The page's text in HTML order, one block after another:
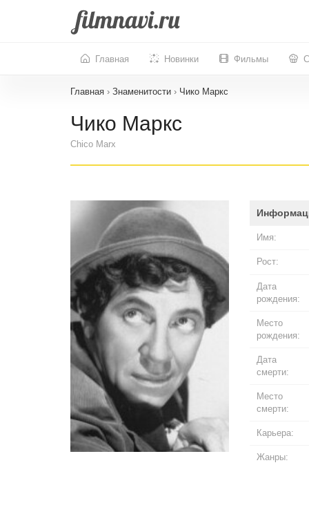
Главная Новинки Фильмы
Главная › Знаменитости › Чико Маркс
Чико Маркс
Chico Marx
Имя:
Рост:
Дата
рождения:
Место
рождения:
Дата
смерти:
Место
смерти:
Карьера:
Жанры: